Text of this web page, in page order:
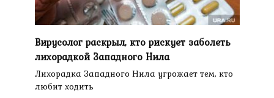
Вирусолог раскрыл, кто рискует заболеть
лихорадкой Западного Нила
Лихорадка Западного Нила угрожает тем, кто
любит ходить